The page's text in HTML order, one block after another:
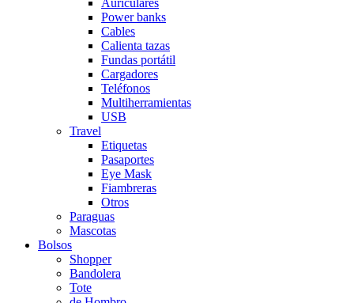
Power banks
Cables
Calienta tazas
Fundas portátil
Cargadores
Teléfonos
Multiherramientas
USB
Travel
Etiquetas
Pasaportes
Eye Mask
Fiambreras
Otros
Paraguas
Mascotas
Bolsos
Shopper
Bandolera
Tote